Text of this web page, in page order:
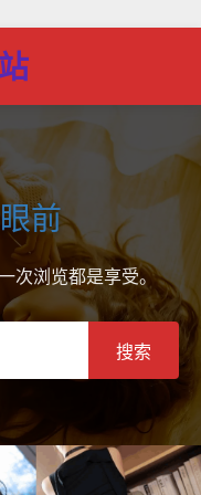
前
次浏览都是享受。
搜索